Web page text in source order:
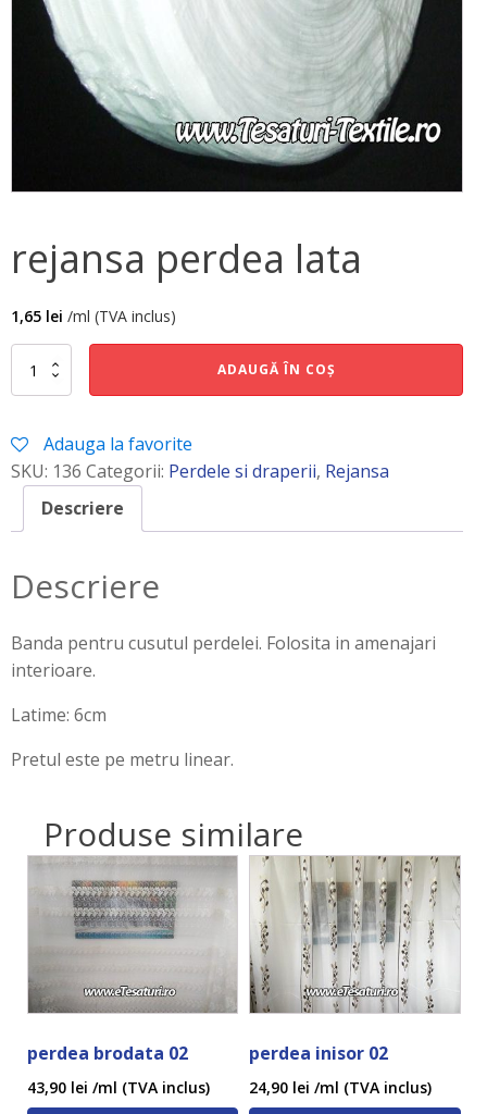
rejansa perdea lata
1,65 lei /ml (TVA inclus)
Cantitate
rejansa
ADAUGĂ ÎN COȘ
Adauga la favorite
SKU: 136 Categorii: Perdele si draperii, Rejansa
Descriere
Descriere
Banda pentru cusutul perdelei. Folosita in amenajari
interioare.
Latime: 6cm
Pretul este pe metru linear.
Produse similare
perdea brodata 02
43,90 lei /ml (TVA inclus)
perdea inisor 02
24,90 lei /ml (TVA inclus)